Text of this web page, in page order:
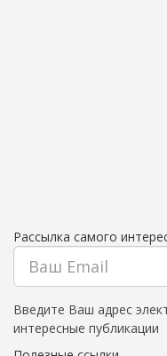
Рассылка самого
Введите Ваш адрес
интересные публикации